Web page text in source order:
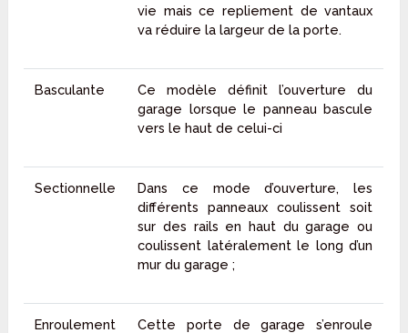
vie mais ce repliement de vantaux
va réduire la largeur de la porte.
Basculante
Ce modèle définit l’ouverture du
garage lorsque le panneau bascule
vers le haut de celui-ci
Sectionnelle
Dans ce mode d’ouverture, les
différents panneaux coulissent soit
sur des rails en haut du garage ou
coulissent latéralement le long d’un
mur du garage ;
Enroulement Cette porte de garage s’enroule